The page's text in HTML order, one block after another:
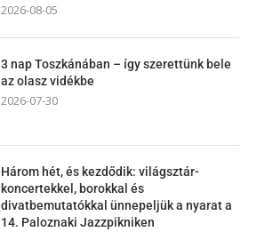
2026-08-05
3 nap Toszkánában – így szerettünk bele
az olasz vidékbe
2026-07-30
Három hét, és kezdődik: világsztár-
koncertekkel, borokkal és
divatbemutatókkal ünnepeljük a nyarat a
14. Paloznaki Jazzpikniken